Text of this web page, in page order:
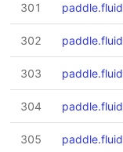
301
302
303
304
305